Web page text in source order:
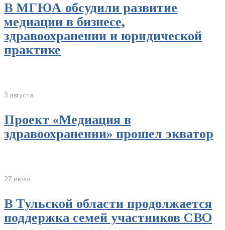
В МГЮА обсудили развитие
медиации в бизнесе,
здравоохранении и юридической
практике
3 августа
Проект «Медиация в
здравоохранении» прошел экватор
27 июля
В Тульской области продолжается
поддержка семей участников СВО